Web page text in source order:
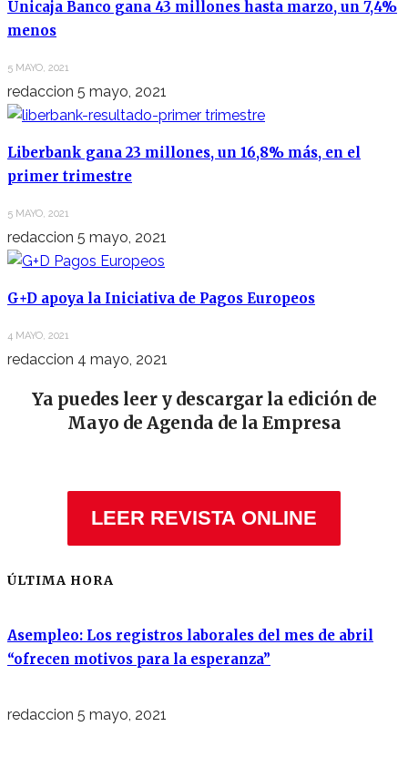
Unicaja Banco gana 43 millones hasta marzo, un 7,4%
menos
5 MAYO, 2021
redaccion 5 mayo, 2021
Liberbank gana 23 millones, un 16,8% más, en el
primer trimestre
5 MAYO, 2021
redaccion 5 mayo, 2021
G+D apoya la Iniciativa de Pagos Europeos
4 MAYO, 2021
redaccion 4 mayo, 2021
Ya puedes leer y descargar la edición de
Mayo de Agenda de la Empresa
LEER REVISTA ONLINE
ÚLTIMA HORA
Asempleo: Los registros laborales del mes de abril
“ofrecen motivos para la esperanza”
redaccion 5 mayo, 2021